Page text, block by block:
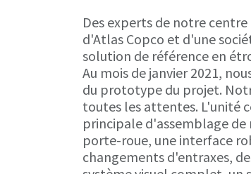
Des experts de notre
d'Atlas Copco et d'une
solution de référence en
Au mois de janvier 2021,
du prototype du projet.
toutes les attentes. L'unité
principale d'assemblage
porte-roue, une interface
changements d'entraxes,